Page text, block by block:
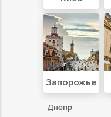
Запорожье
Днепр